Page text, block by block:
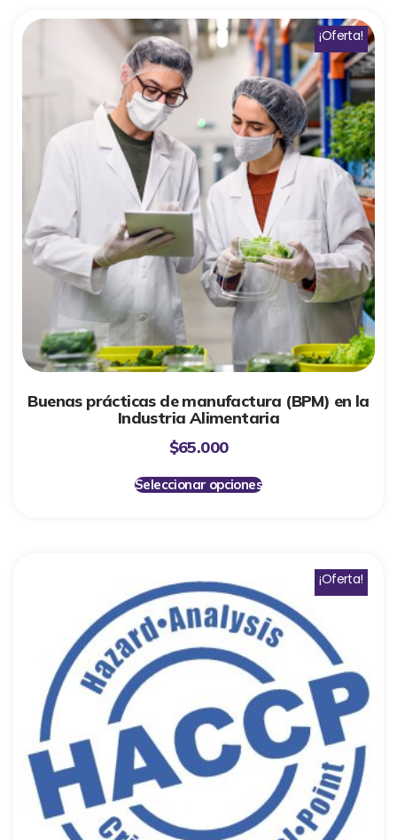
¡Oferta!
Buenas prácticas de manufactura (BPM) en la
Industria Alimentaria
$65.000
Seleccionar opciones
¡Oferta!